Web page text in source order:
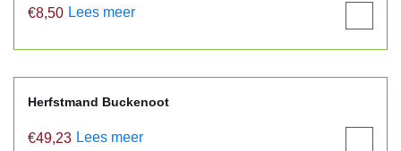
€8,50
product
Lees meer
Herfstmand Buckenoot
€49,23 Lees meer